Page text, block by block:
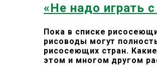
«Не надо играть
Пока в списке
рисоводы могут
рисосеющих стран.
этом и многом другом